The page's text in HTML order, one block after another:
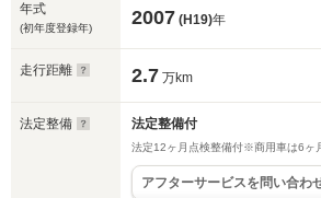
年式
(初年度登録年) 2007 (H19)年
走行距離 2.7 万km
法定整備 法定整備付
法定12ヶ月点検整備付※商用車は6ヶ
アフターサービスを問い合わ